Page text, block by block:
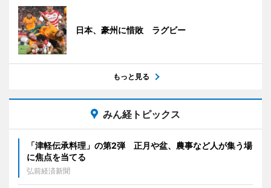
日本、豪州に惜敗 ラグビー
もっと見る
みん経トピックス
「津軽伝承料理」の第2弾 正月や盆、農事など人が集う場
に焦点を当てる
弘前経済新聞